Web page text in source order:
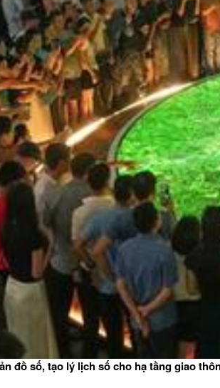
đồ số, tạo lý lịch số cho hạ tầng giao